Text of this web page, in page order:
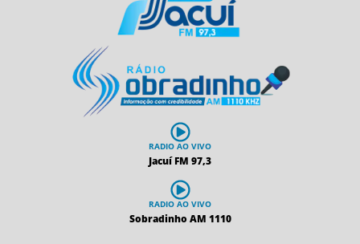
RADIO AO VIVO
Jacuí FM 97,3
RADIO AO VIVO
Sobradinho AM 1110